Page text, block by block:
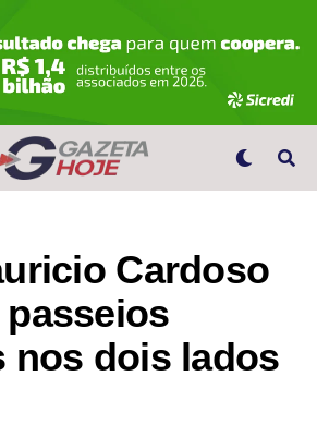
Cardoso
nos dois lados